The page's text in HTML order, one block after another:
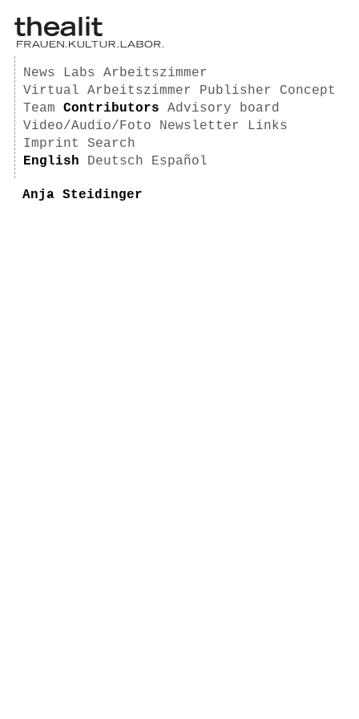
News Labs
Arbeitszimmer
Virtual Arbeitszimmer
Publisher
Concept
Team
Contributors
Advisory board
Video/Audio/Foto
Newsletter
Links
Imprint
Search
English
Deutsch Español
Anja Steidinger